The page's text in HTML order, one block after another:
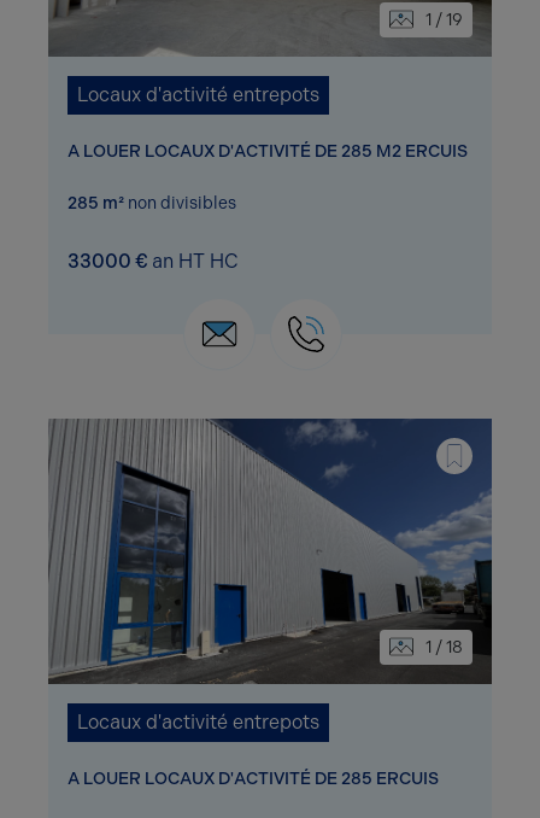
1 / 19
Locaux d'activité entrepots
A LOUER LOCAUX D'ACTIVITÉ DE 285 M2 ERCUIS
285 m² non divisibles
33000 € an HT HC
1 / 18
Locaux d'activité entrepots
A LOUER LOCAUX D'ACTIVITÉ DE 285 ERCUIS